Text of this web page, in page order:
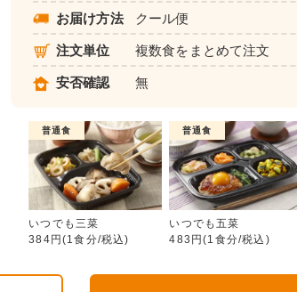
いつでも三菜
お届け方法 クール便
注文単位 複数食をまとめて注文
安否確認 無
普通食
いつでも三菜
384円(1食分/税込)
普通食
いつでも五菜
483円(1食分/税込)